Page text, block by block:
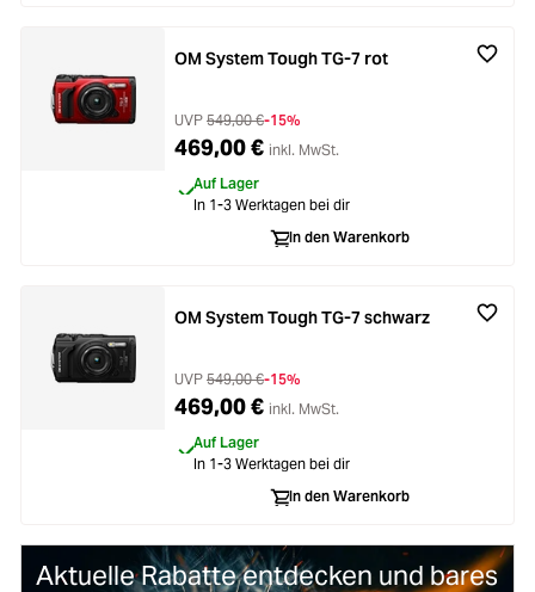
Bildbearbeitung
Loading...
Ferngläser
Loading...
Second Hand
OM System Tough TG-7 rot
UVP 549,00 €-15%
469,00 € inkl. MwSt.
Auf Lager
In 1-3 Werktagen bei dir
In den Warenkorb
OM System Tough TG-7 schwarz
UVP 549,00 €-15%
469,00 € inkl. MwSt.
Auf Lager
In 1-3 Werktagen bei dir
In den Warenkorb
Aktuelle Rabatte entdecken und bares